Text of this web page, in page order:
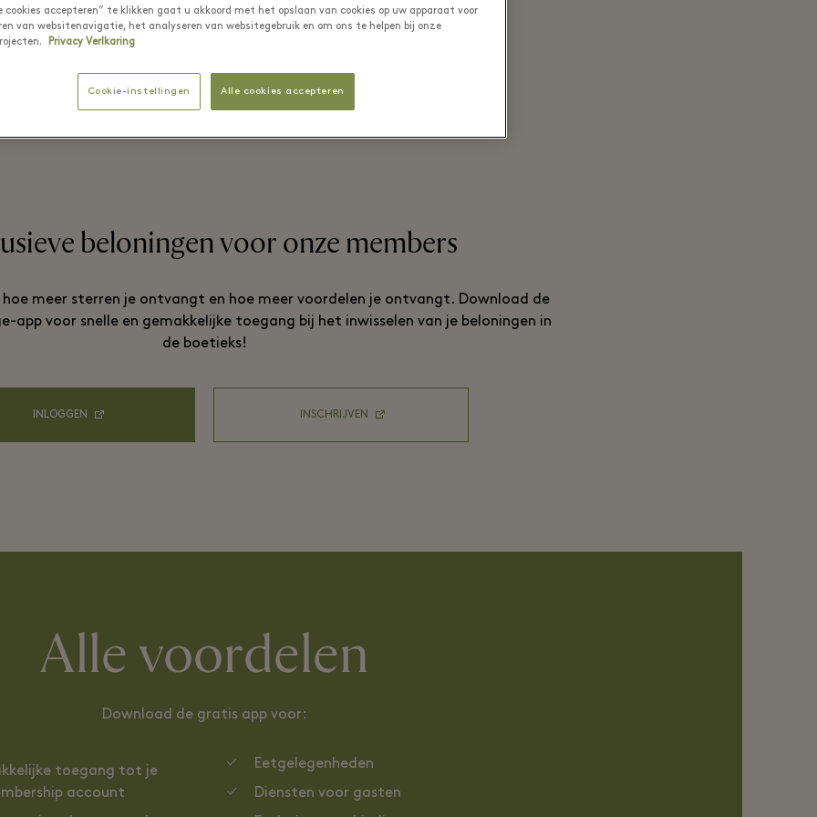
beloningen voor onze members
hoe meer sterren je ontvangt en hoe meer voordelen je ontvangt. Download de
app voor snelle en gemakkelijke toegang bij het inwisselen van je beloningen in
de boetieks!
INLOGGEN INSCHRIJVEN
Alle voordelen
Download de gratis app voor:
toegang tot je
account
Eetgelegenheden
Diensten voor gasten
cookies accepteren” te klikken gaat u akkoord met het opslaan van cookies op uw apparaat voor
van websitenavigatie, het analyseren van websitegebruik en om ons te helpen bij onze
Privacy Verlkaring
Cookie-instellingen Alle cookies accepteren